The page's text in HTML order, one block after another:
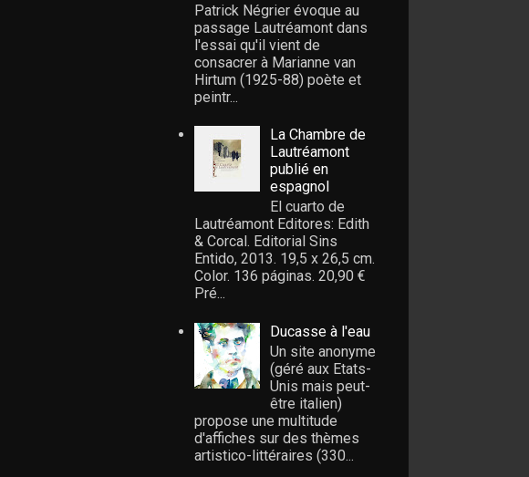
Patrick Négrier évoque au
passage Lautréamont dans
l'essai qu'il vient de
consacrer à Marianne van
Hirtum (1925-88) poète et
peintr...
La Chambre de
Lautréamont
publié en
espagnol
El cuarto de
Lautréamont Editores: Edith
& Corcal. Editorial Sins
Entido, 2013. 19,5 x 26,5 cm.
Color. 136 páginas. 20,90 €
Pré...
Ducasse à l'eau
Un site anonyme
(géré aux Etats-
Unis mais peut-
être italien)
propose une multitude
d'affiches sur des thèmes
artistico-littéraires (330...